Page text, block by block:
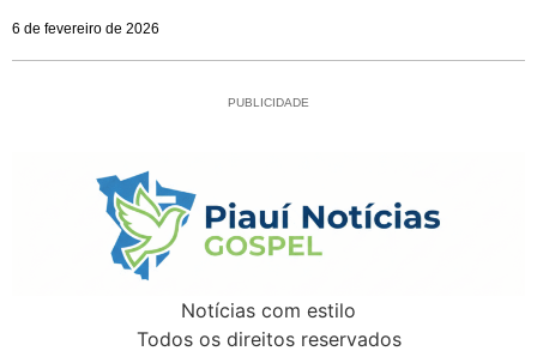
6 de fevereiro de 2026
PUBLICIDADE
Notícias com estilo
Todos os direitos reservados